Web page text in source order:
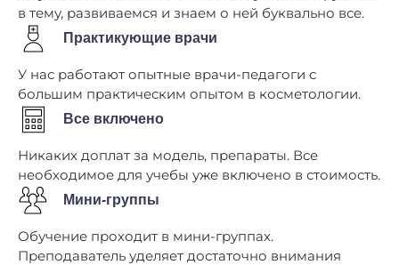
в тему, развиваемся и знаем о ней буквально все.
Практикующие врачи
У нас работают опытные врачи-педагоги с
большим практическим опытом в косметологии.
Все включено
Никаких доплат за модель, препараты. Все
необходимое для учебы уже включено в стоимость.
Мини-группы
Обучение проходит в мини-группах.
Преподаватель уделяет достаточно внимания